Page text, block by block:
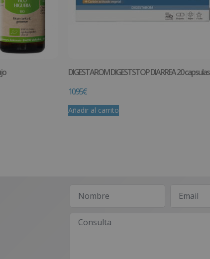
DIGESTAROM DIGESTSTOP DIARREA 20 capsulas
10.95€
Añadir al carrito